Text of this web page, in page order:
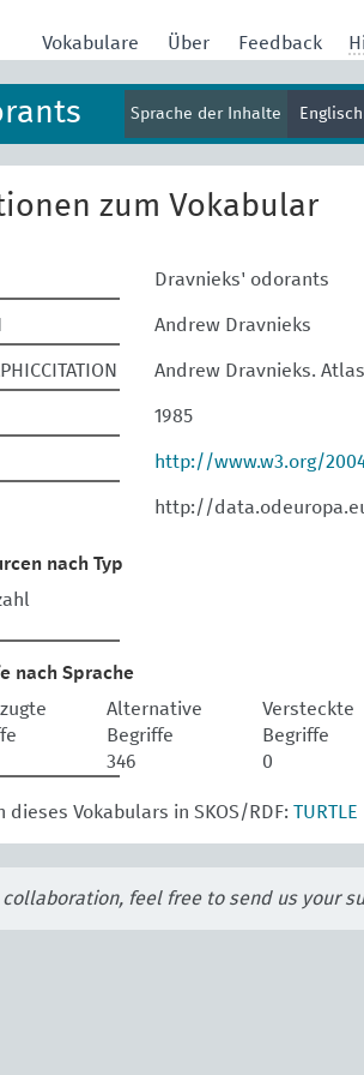
Vokabulare Über Feedback
Sprache der Inhalte Englisch
zum Vokabular
Dravnieks' odorants
Andrew Dravnieks
Andrew Dravnieks.
1985
http://www.w3.org/
http://
nach Typ
nach Sprache
Alternative
Begriffe
Versteckte
Begriffe
346 0
dieses Vokabulars in SKOS/RDF: TURTLE
collaboration, feel free to send us your